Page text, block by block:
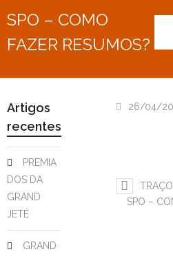
SPO – COMO
FAZER RESUMOS?
26/04/
SPO –
Artigos
recentes
PREMIA
DOS DA
GRAND
JETÉ
GRAND